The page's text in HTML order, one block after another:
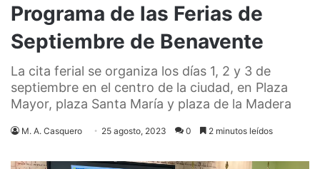
Programa de las Ferias de
Septiembre de Benavente
La cita ferial se organiza los días 1, 2 y 3 de
septiembre en el centro de la ciudad, en Plaza
Mayor, plaza Santa María y plaza de la Madera
M. A. Casquero 25 agosto, 2023 0 2 minutos leídos